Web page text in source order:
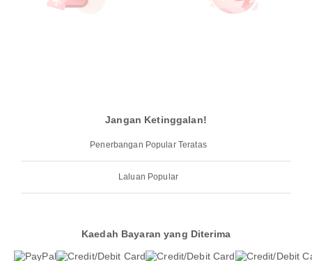
Jangan Ketinggalan!
Penerbangan Popular Teratas
Laluan Popular
Kaedah Bayaran yang Diterima